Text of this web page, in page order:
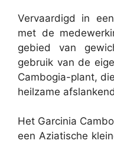
Vervaardigd in
met de
gebied van
gebruik van de
Cambogia-plant,
heilzame
Het Garcinia
een Aziatische